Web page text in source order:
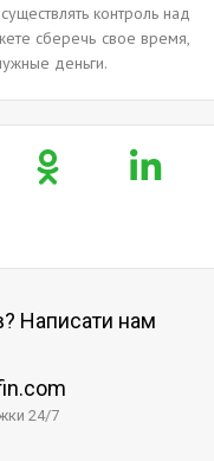
контроль над
сберечь свое время,
деньги.
Написати нам
24/7